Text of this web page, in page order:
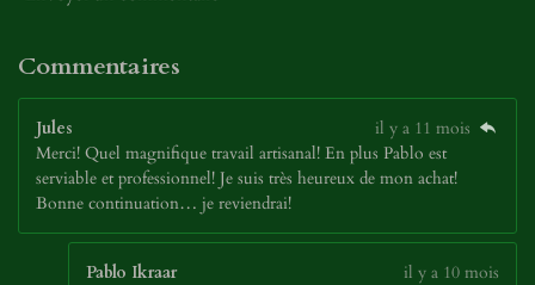
Commentaires
Jules
il y a 11 mois
Merci! Quel magnifique travail artisanal! En plus Pablo est
serviable et professionnel! Je suis très heureux de mon achat!
Bonne continuation… je reviendrai!
Pablo Ikraar
il y a 10 mois